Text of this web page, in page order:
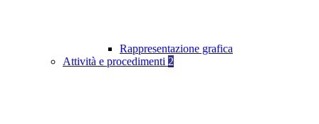
Rappresentazione grafica
Attività e procedimenti 2